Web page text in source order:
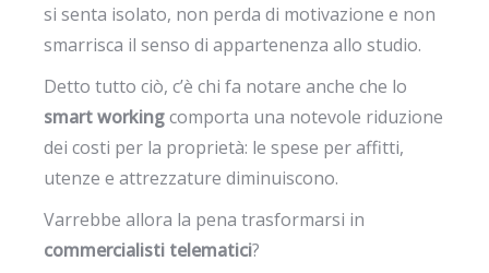
si senta isolato, non perda di motivazione e non
smarrisca il senso di appartenenza allo studio.
Detto tutto ciò, c’è chi fa notare anche che lo
smart workingcomporta una notevole riduzione
dei costi per la proprietà: le spese per affitti,
utenze e attrezzature diminuiscono.
Varrebbe allora la pena trasformarsi in
commercialisti telematici?